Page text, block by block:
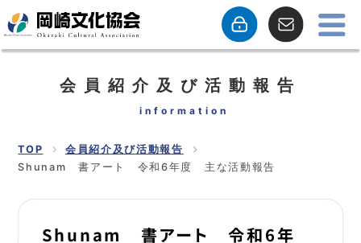
会員紹介及び活動報告
information
TOP
会員紹介及び活動報告
Shunam 書アート 令和6年度 主な活動報告
Shunam 書アート 令和6年